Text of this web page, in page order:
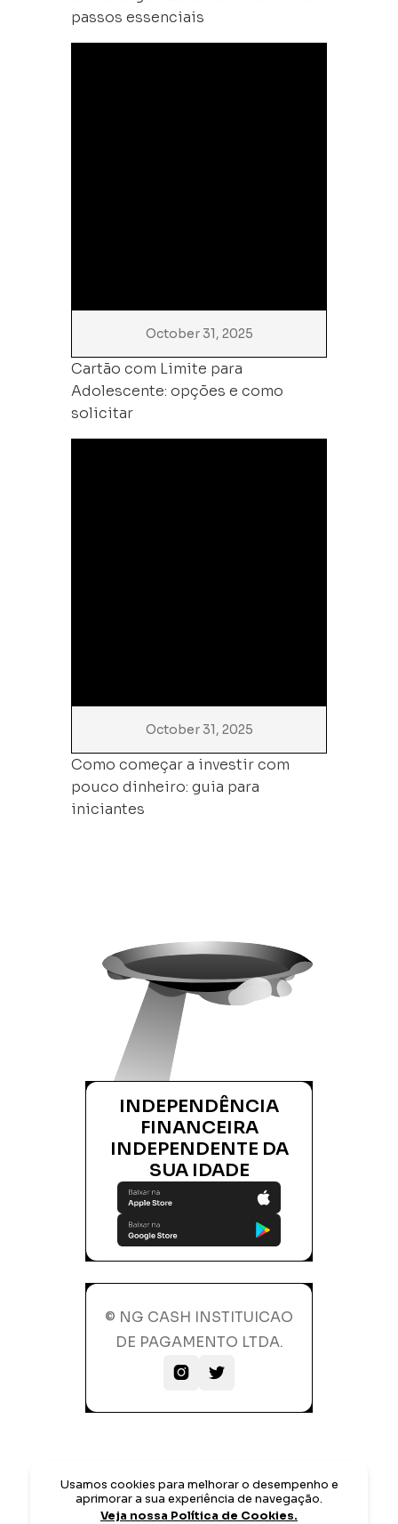
passos essenciais
October 31, 2025
Cartão com Limite para
Adolescente: opções e como
solicitar
October 31, 2025
Como começar a investir com
pouco dinheiro: guia para
iniciantes
INDEPENDÊNCIA
FINANCEIRA
INDEPENDENTE DA
SUA IDADE
© NG CASH INSTITUICAO
DE PAGAMENTO LTDA.
 
Usamos cookies para melhorar o desempenho e
aprimorar a sua experiência de navegação.
Veja nossa Política de Cookies.